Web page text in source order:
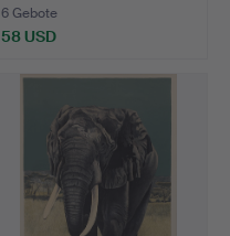
6 Gebote
58 USD